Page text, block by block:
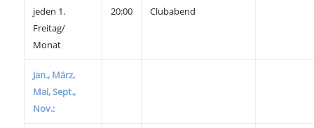
jeden 1.
Freitag/
Monat
20:00 Clubabend
Jan., März,
Mai, Sept.,
Nov.: